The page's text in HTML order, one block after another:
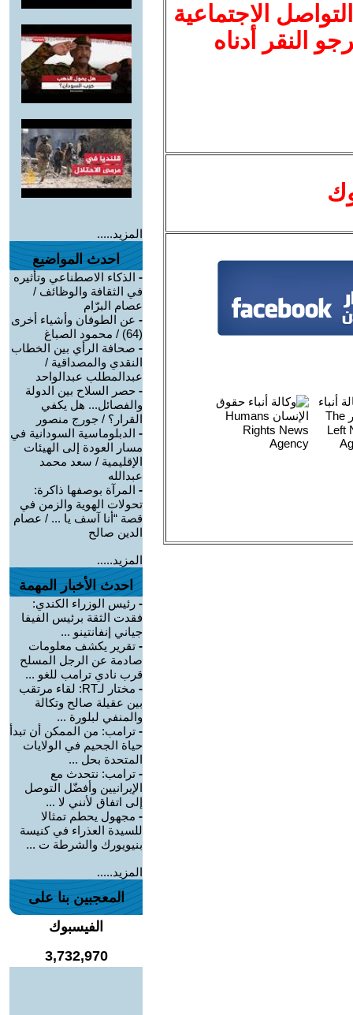
الاجتماعية
النقر أدناه
المزيد.....
احدث المواضيع
- الذكاء الاصطناعي وتأثيره
في الثقافة والوظائف /
عصام البرّام
- عن الطوفان وأشياء أخرى
(64) / محمود الصباغ
- صحافة الرأي بين الخطاب
النقدي والمصداقية /
عبدالمطلب عبدالواحد
- حصر السلاح بين الدولة
والفصائل... هل يكفي
القرار؟ / جورج منصور
- الدبلوماسية السودانية في
مسار العودة إلى الهيئات
الإقليمية / سعد محمد
عبدالله
- المرآة بوصفها ذاكرة:
تحولات الهوية والزمن في
قصة “أنا آسف يا ... / عصام
الدين صالح
المزيد.....
احدث الأخبار المهمة
- رئيس الوزراء الكندي:
فقدت الثقة برئيس الفيفا
جياني إنفانتينو ...
- تقرير يكشف معلومات
صادمة عن الرجل المسلح
قرب نادي ترامب للغو ...
-
مختار لـRT: لقاء مرتقب
بين عقيلة صالح وتكالة
والمنفي لبلورة ...
- ترامب: من الممكن أن تبدأ
حياة الجحيم في الولايات
المتحدة بحل ...
- ترامب: نتحدث مع
الإيرانيين وأفضّل التوصل
إلى اتفاق لأنني لا ...
- مجهول يحطم تمثالا
للسيدة العذراء في كنيسة
بنيويورك والشرطة ت ...
المزيد.....
المعجبين بنا على
الفيسبوك
3,732,970